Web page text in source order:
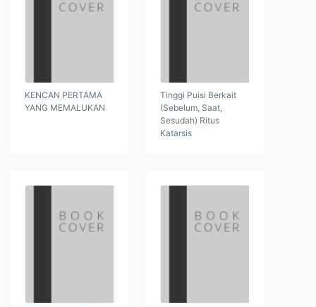
KENCAN PERTAMA
YANG MEMALUKAN
Tinggi Puisi Berkait
(Sebelum, Saat,
Sesudah) Ritus
Katarsis